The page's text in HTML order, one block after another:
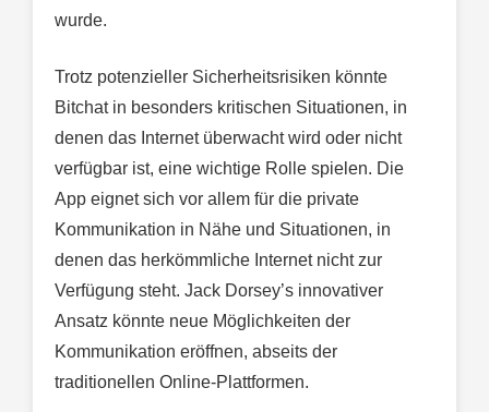
wurde.
Trotz potenzieller Sicherheitsrisiken könnte
Bitchat in besonders kritischen Situationen, in
denen das Internet überwacht wird oder nicht
verfügbar ist, eine wichtige Rolle spielen. Die
App eignet sich vor allem für die private
Kommunikation in Nähe und Situationen, in
denen das herkömmliche Internet nicht zur
Verfügung steht. Jack Dorsey’s innovativer
Ansatz könnte neue Möglichkeiten der
Kommunikation eröffnen, abseits der
traditionellen Online-Plattformen.